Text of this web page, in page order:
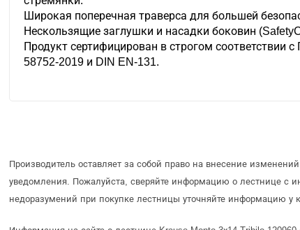
Широкая поперечная траверса для большей
Нескользящие заглушки и насадки боковин
Продукт сертифицирован в строгом соответствии
58752-2019 и DIN EN-131.
Производитель оставляет за собой право на внесение
уведомления. Пожалуйста, сверяйте информацию о лестнице с
недоразумений при покупке лестницы уточняйте информацию у